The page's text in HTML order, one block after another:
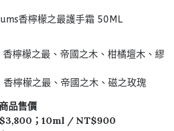
香檸檬之最護手霜 50ML
檸檬之最、帝國之木、柑橘壇木、繆
檸檬之最、帝國之木、磁之玫瑰
品售價
；10ml / NT$900